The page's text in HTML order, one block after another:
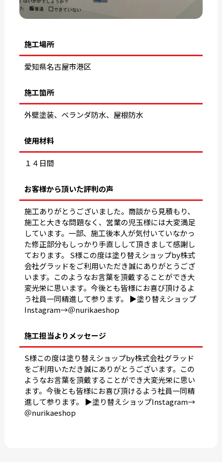
施工場所
愛知県名古屋市港区
施工箇所
外壁塗装、ベランダ防水、屋根防水
使用材料
１４日間
お客様から頂いた評判の声
施工ありがとうございました。商談から見積もり、
施工と大きな問題なく、営業の児玉様には大変満足
しています。一部、施工後本人が気付いていなかっ
た修正部分もしっかり手直しして頂きまして感謝し
ております。 S様この度は塗り替えショップby株式
会社グラッドをご利用いただき誠にありがとうござ
います。このようなお言葉を頂戴することができ大
変光栄に思います。今後とも皆様にお喜び頂けるよ
う社員一同精進して参ります。 ▶︎塗り替えショップ
Instagram→＠nurikaeshop
施工担当よりメッセージ
S様この度は塗り替えショップby株式会社グラッド
をご利用いただき誠にありがとうございます。この
ようなお言葉を頂戴することができ大変光栄に思い
ます。今後とも皆様にお喜び頂けるよう社員一同精
進して参ります。 ▶︎塗り替えショップInstagram→
＠nurikaeshop